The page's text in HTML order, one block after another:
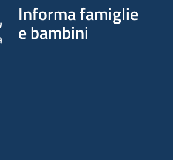
Informa famiglie
e bambini